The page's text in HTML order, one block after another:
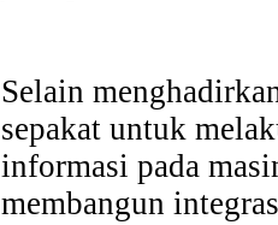
Selain
sepakat untuk
informasi pada
membangun